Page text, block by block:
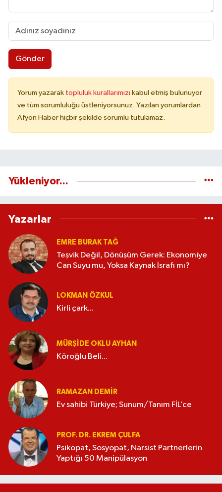
Gönder
Yorum yazarak topluluk kurallarımızı kabul etmiş bulunuyor
ve tüm sorumluluğu üstleniyorsunuz. Yazılan yorumlardan
Afyon Haber hiçbir şekilde sorumlu tutulamaz.
Yükleniyor...
Yazarlar
EMRE BURAK TAĞ
Teşvik Değil, Dönüşüm Gerek: Ekonomiye
Can Suyu mu, Yoksa Kaynak İsrafı mı?
LOKMAN ÖZKUL
Kirli çark...
MÜRŞIDE OKLU AYHAN
Köroğlu Beli...
RAMAZAN DEMİR
Ev sahibi Türkiye; Sunum/Tanım FİL’ce
PROF. DR. EKREM ÇULFA
Psikopat, Sosyopat, Narsist Partnerlerin
Yaptığı 50 Manipülasyon